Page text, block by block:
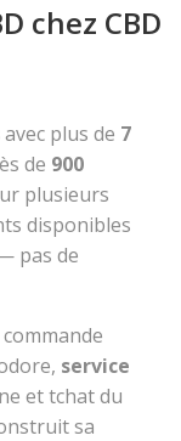
chez CBD
avec plus de 7
de 900
plusieurs
disponibles
pas de
service
et tchat du
sa